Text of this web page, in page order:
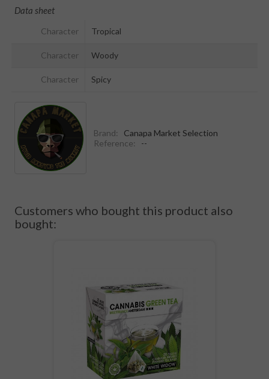
Data sheet
Character Tropical
Character Woody
Character Spicy
Brand:
Canapa Market Selection
Reference:
--
Customers who bought this product also
bought: